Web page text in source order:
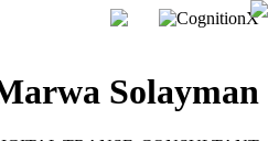
CognitionX
Solayman